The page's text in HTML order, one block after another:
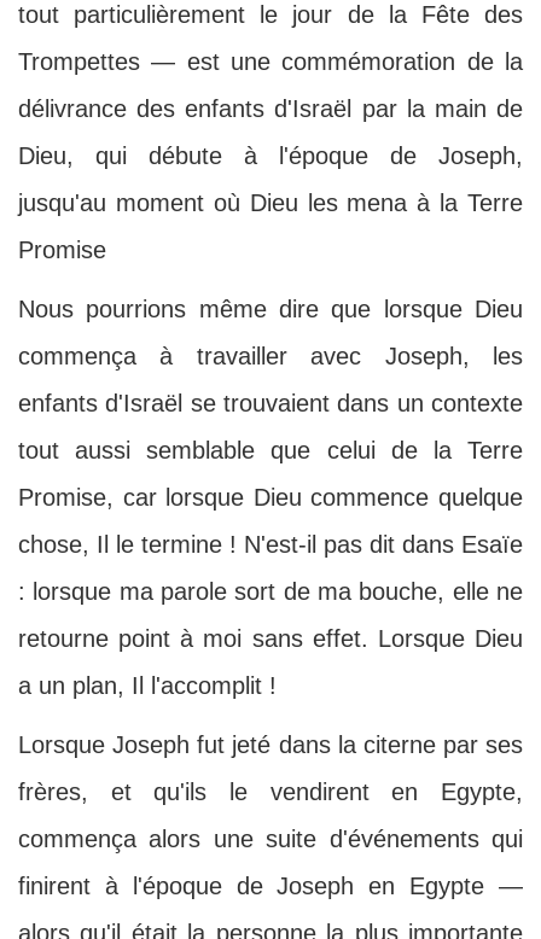
tout particulièrement le jour de la Fête des
Trompettes — est une commémoration de la
délivrance des enfants d'Israël par la main de
Dieu, qui débute à l'époque de Joseph,
jusqu'au moment où Dieu les mena à la Terre
Promise
Nous pourrions même dire que lorsque Dieu
commença à travailler avec Joseph, les
enfants d'Israël se trouvaient dans un contexte
tout aussi semblable que celui de la Terre
Promise, car lorsque Dieu commence quelque
chose, Il le termine ! N'est-il pas dit dans Esaïe
: lorsque ma parole sort de ma bouche, elle ne
retourne point à moi sans effet. Lorsque Dieu
a un plan, Il l'accomplit !
Lorsque Joseph fut jeté dans la citerne par ses
frères, et qu'ils le vendirent en Egypte,
commença alors une suite d'événements qui
finirent à l'époque de Joseph en Egypte —
alors qu'il était la personne la plus importante